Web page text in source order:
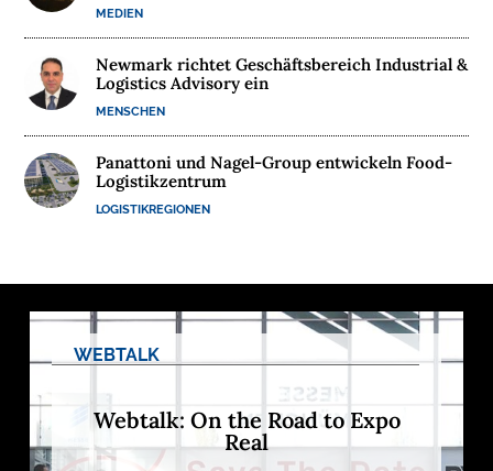
D
I
t
c
h
n
d
s
L
MEDIEN
Newmark richtet Geschäftsbereich Industrial &
Logistics Advisory ein
MENSCHEN
Panattoni und Nagel-Group entwickeln Food-
Logistikzentrum
LOGISTIKREGIONEN
WEBTALK
Webtalk: On the Road to Expo
Real